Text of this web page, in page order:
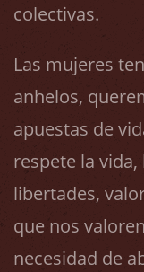
colectivas.
Las mujeres
anhelos,
apuestas de
respete la vida,
libertades,
que nos
necesidad de